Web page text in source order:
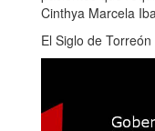
pacientes que
El Siglo de Torreón